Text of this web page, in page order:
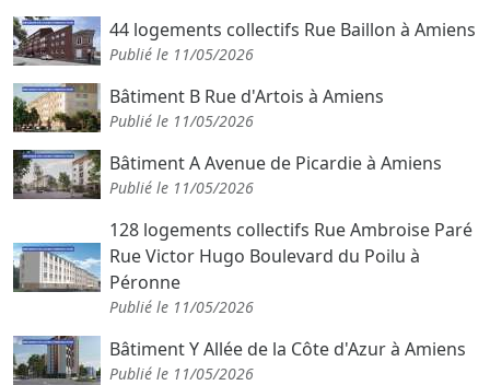
44 logements collectifs Rue Baillon à Amiens
Publié le 11/05/2026
Bâtiment B Rue d'Artois à Amiens
Publié le 11/05/2026
Bâtiment A Avenue de Picardie à Amiens
Publié le 11/05/2026
128 logements collectifs Rue Ambroise Paré
Rue Victor Hugo Boulevard du Poilu à
Péronne
Publié le 11/05/2026
Bâtiment Y Allée de la Côte d'Azur à Amiens
Publié le 11/05/2026